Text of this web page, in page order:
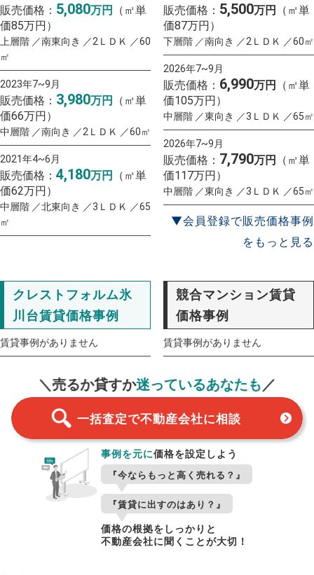
販売価格： 5,080万円
（㎡単
価85万円）
上層階 ／南東向き ／2ＬＤＫ ／60
㎡
2023年7~9月
販売価格： 3,980万円
（㎡単
価66万円）
中層階 ／南向き ／2ＬＤＫ ／60㎡
2021年4~6月
販売価格： 4,180万円
（㎡単
価62万円）
中層階 ／北東向き ／3ＬＤＫ ／65
㎡
販売価格： 5,500万円
（㎡単
価87万円）
下層階 ／南向き ／2ＬＤＫ ／60㎡
2026年7~9月
販売価格： 6,990万円
（㎡単
価105万円）
中層階 ／東向き ／3ＬＤＫ ／65㎡
2026年7~9月
販売価格： 7,790万円
（㎡単
価117万円）
中層階 ／東向き ／3ＬＤＫ ／65㎡
▼会員登録で販売価格事例
をもっと見る
クレストフォルム氷
川台賃貸価格事例
賃貸事例がありません
競合マンション賃貸
価格事例
賃貸事例がありません
＼売るか貸すか迷っているあなたも／
一括査定で不動産会社に相談
一括査定 スタート！
事例を元に価格を設定しよう
『今ならもっと高く売れる？』
『賃貸に出すのはあり？』
価格の根拠をしっかりと
不動産会社に聞くことが大切！